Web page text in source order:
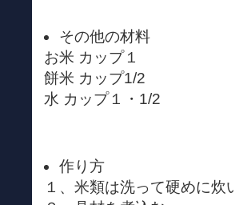
その他の材料
お米 カップ１
餅米 カップ1/2
水 カップ１・1/2
作り方
１、米類は洗って硬めに炊